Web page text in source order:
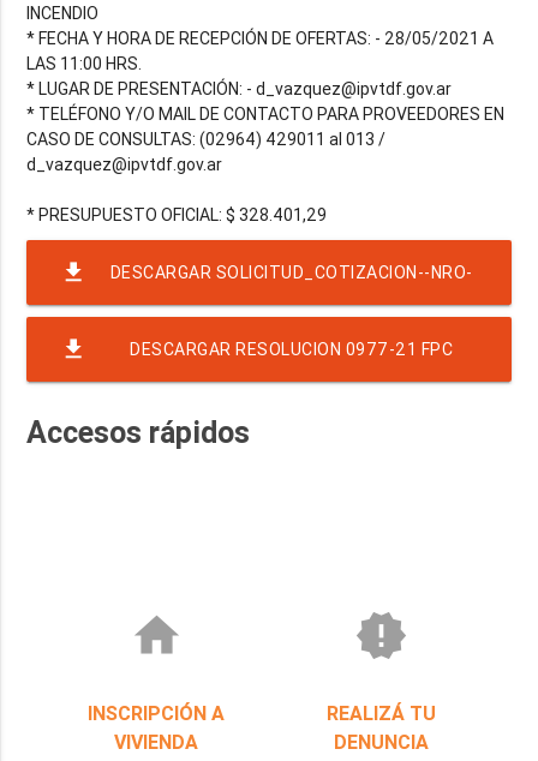
INCENDIO
* FECHA Y HORA DE RECEPCIÓN DE OFERTAS: - 28/05/2021 A
LAS 11:00 HRS.
* LUGAR DE PRESENTACIÓN: - d_vazquez@ipvtdf.gov.ar
* TELÉFONO Y/O MAIL DE CONTACTO PARA PROVEEDORES EN
CASO DE CONSULTAS: (02964) 429011 al 013 /
d_vazquez@ipvtdf.gov.ar
file_download DESCARGAR SOLICITUD_COTIZACION--NRO-
31-EJER-2021-RAF-23-RND-5902
file_download DESCARGAR RESOLUCION 0977-21 FPC
Accesos rápidos
home
INSCRIPCIÓN A
VIVIENDA
new_releases
REALIZÁ TU
DENUNCIA